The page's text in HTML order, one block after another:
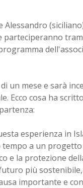
Alessandro
parteciperanno
un mese e sarà
Ecco cosa ha
esperienza in
tempo a un progetto
e la protezione
più
importante e